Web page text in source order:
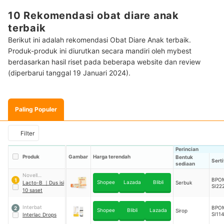
10 Rekomendasi obat diare anak
terbaik
Berikut ini adalah rekomendasi Obat Diare Anak terbaik.
Produk-produk ini diurutkan secara mandiri oleh mybest
berdasarkan hasil riset pada beberapa website dan review
(diperbarui tanggal 19 Januari 2024).
Paling Populer
Filter
Produk Gambar Harga terendah
Perincian
Bentuk
sediaan
1
Novell
Pharmaceutical
Lacto-B ｜ Dus isi
10 saset
Shopee Lazada Blibli Serbuk
2
Interbat
Interlac Drops
Shopee Blibli Lazada Sirop